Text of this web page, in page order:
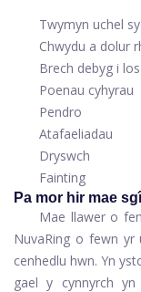
Twymyn uchel
Chwydu a dolur
Brech debyg i
Poenau cyhyrau
Pendro
Atafaeliadau
Dryswch
Fainting
Pa mor hir mae
Mae llawer o
NuvaRing o fewn
cenhedlu hwn. Yn
gael y cynnyrch